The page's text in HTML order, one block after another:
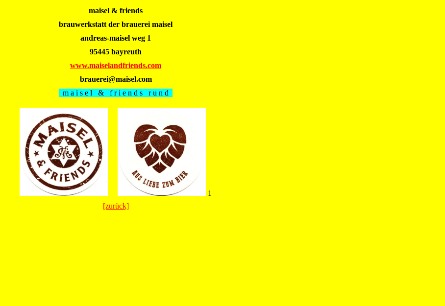
maisel & friends
brauwerkstatt der brauerei maisel
andreas-maisel weg 1
95445 bayreuth
www.maiselandfriends.com
brauerei@maisel.com
m a i s e l & f r i e n d s r u n d
1
[zurück]